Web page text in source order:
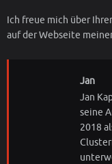
Ich freue mich über
auf der Webseite
Jan
Jan
seine
2018